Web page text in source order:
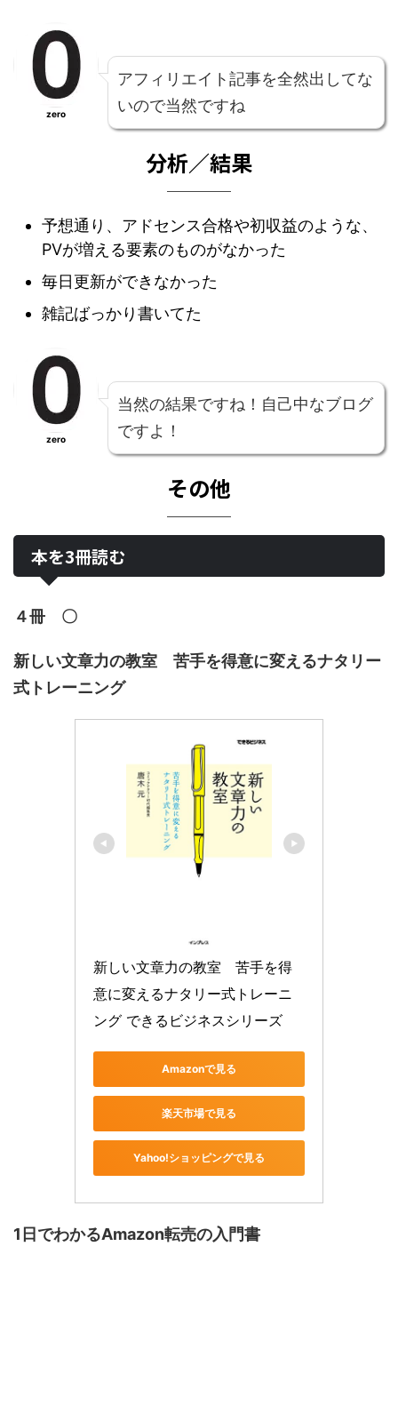
zero
アフィリエイト記事を全然出してな
いので当然ですね
分析／結果
予想通り、アドセンス合格や初収益のような、
PVが増える要素のものがなかった
毎日更新ができなかった
雑記ばっかり書いてた
zero
当然の結果ですね！自己中なブログ
ですよ！
その他
本を3冊読む
４冊 〇
新しい文章力の教室 苦手を得意に変えるナタリー
式トレーニング
新しい文章力の教室　苦手を得
意に変えるナタリー式トレーニ
ング できるビジネスシリーズ
Amazonで見る
楽天市場で見る
Yahoo!ショッピングで見る
1日でわかるAmazon転売の入門書